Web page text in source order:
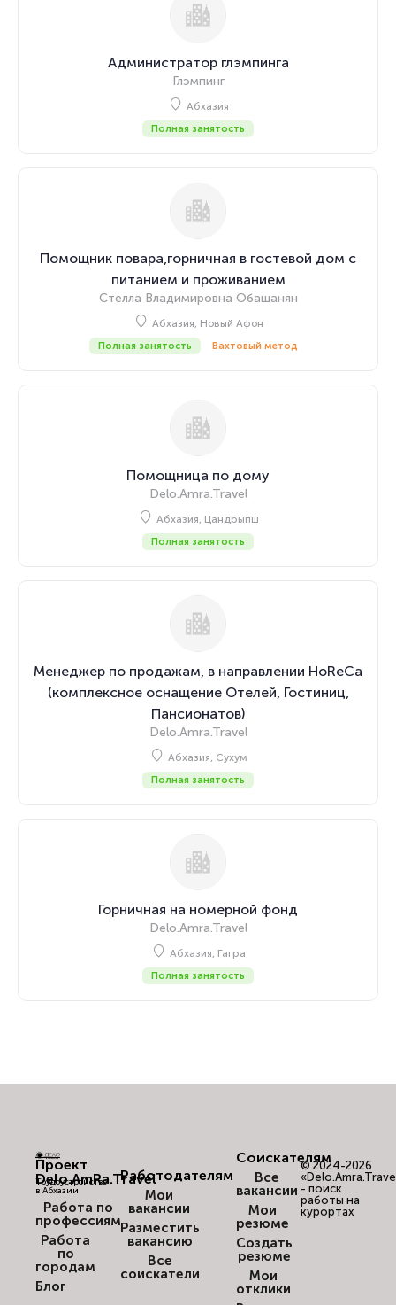
Администратор глэмпинга
Глэмпинг
Абхазия
Полная занятость
Помощник повара,горничная в гостевой дом с
питанием и проживанием
Стелла Владимировна Обашанян
Абхазия, Новый Афон
Полная занятость Вахтовый метод
Помощница по дому
Delo.Amra.Travel
Абхазия, Цандрыпш
Полная занятость
Менеджер по продажам, в направлении HoReCa
(комплексное оснащение Отелей, Гостиниц,
Пансионатов)
Delo.Amra.Travel
Абхазия, Сухум
Полная занятость
Горничная на номерной фонд
Delo.Amra.Travel
Абхазия, Гагра
Полная занятость
Проект
Delo.AmRa.Travel
Трудоустройство
в Абхазии
Работа по
профессиям
Работа
по
городам
Блог
Работодателям
Мои
вакансии
Разместить
вакансию
Все
соискатели
Соискателям
Все
вакансии
Мои
резюме
Создать
резюме
Мои
отклики
© 2024-2026
- поиск
работы на
курортах